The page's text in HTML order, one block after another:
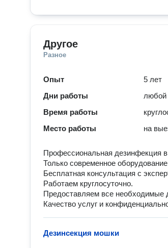
Другое
Разное
Опыт
5 лет
Дни работы
любой
Время работы
Место работы
на
Профессиональная дезинфекция
Только современное
Бесплатная консультация с
Работаем круглосуточно.
Предоставляем все необходимые
Качество услуг и
Дезинсекция мошки